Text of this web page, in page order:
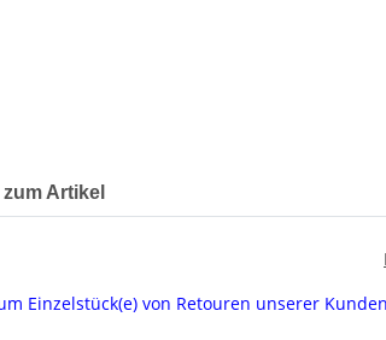
zum Artikel
Einzelstück(e) von Retouren unserer